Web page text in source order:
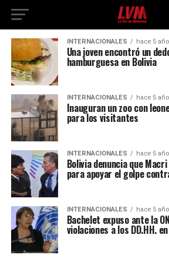
INTERNACIONALES hace 5
Una joven encontró un
hamburguesa en Bolivia
INTERNACIONALES hace 5
Inauguran un zoo con
para los visitantes
INTERNACIONALES hace 5
Bolivia denuncia que
para apoyar el golpe
INTERNACIONALES hace 5
Bachelet expuso ante la
violaciones a los DD.HH.